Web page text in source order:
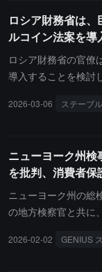
ライセンス管理を実
案」（GENIUS Act
の救済メカニズム、
ダリング防止義務な
任を負います。「銀
在、上院銀行委員会
ます。デラウェア州
の産業を引き寄せ、
を目的としていると
ロシア財務省は
ルコイン法案を導
ロシア財務省の官僚
導入することを検討
案として扱う意向を
通貨を制裁を回避す
ブレフは、国家ドゥ
での暗号資産取引を
貨の規制を進める意
能性があります。現
2026-03-06 ステーブ
ニューヨーク州
を批判、消費者保
ニューヨーク州の総
の地方検察官と共に
消費者保護において
2026-02-02 GENIUS